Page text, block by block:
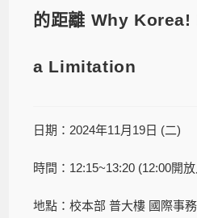
的距離 Why
a Limitation
日期：2024年11月19日 (二)
時間：12:15~13:20 (12:00開
地點：校本部 普大樓 國際事